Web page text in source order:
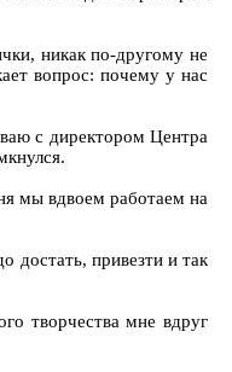
никак по-другому не
вопрос: почему у нас
с директором Центра
мы вдвоем работаем на
достать, привезти и так
творчества мне вдруг